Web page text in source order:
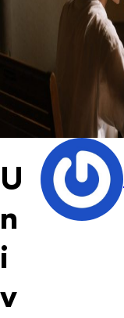
U
n
i
v